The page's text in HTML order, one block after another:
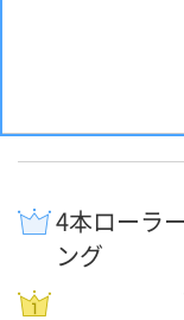
4本ローラ
ング